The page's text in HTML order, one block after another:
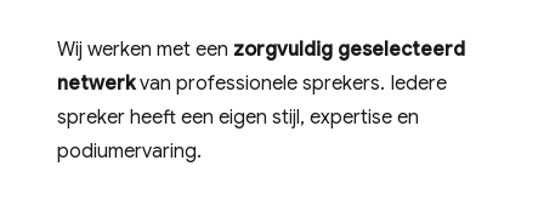
Wij werken met een zorgvuldig geselecteerd
netwerkvan professionele sprekers. Iedere
spreker heeft een eigen stijl, expertise en
podiumervaring.